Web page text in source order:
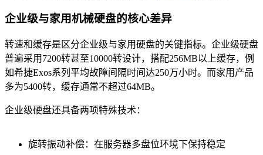
企业级与家用机械硬盘的核心差异
转速和缓存是区分企业级与家用硬盘的关键指标。企业级硬盘
普遍采用7200转甚至10000转设计，搭配256MB以上缓存，例
如希捷Exos系列平均故障间隔时间达250万小时。而家用产品
多为5400转，缓存通常不超过64MB。
企业级硬盘还具备两项特殊技术：
旋转振动补偿：在服务器多盘位环境下保持稳定